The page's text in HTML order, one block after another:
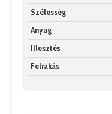
Szélesség
Anyag
Illesztés
Felrakás